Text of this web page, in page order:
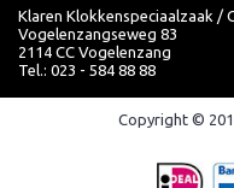
Klaren Klokkenspeciaalzaak /
Vogelenzangseweg 83
2114 CC Vogelenzang
Tel.: 023 - 584 88 88
Copyright ©